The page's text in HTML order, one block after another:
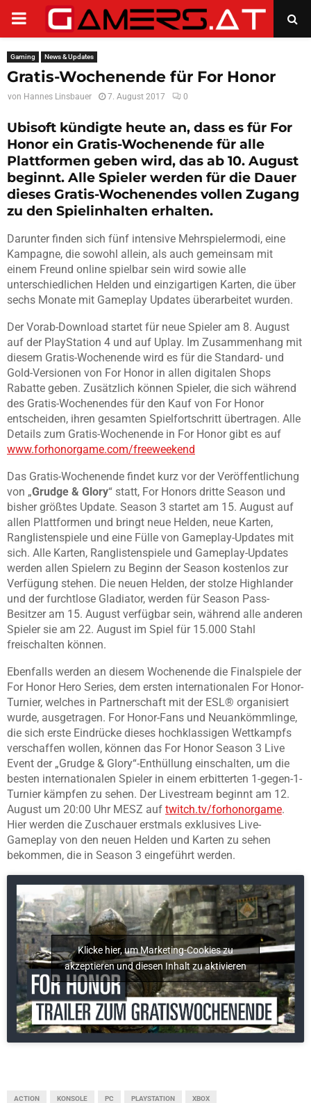
PRIMARY
MENU
Gaming News & Updates
Gratis-Wochenende für For Honor
von Hannes Linsbauer 7. August 2017 0
Ubisoft kündigte heute an, dass es für For
Honor ein Gratis-Wochenende für alle
Plattformen geben wird, das ab 10. August
beginnt. Alle Spieler werden für die Dauer
dieses Gratis-Wochenendes vollen Zugang
zu den Spielinhalten erhalten.
Darunter finden sich fünf intensive Mehrspielermodi, eine
Kampagne, die sowohl allein, als auch gemeinsam mit
einem Freund online spielbar sein wird sowie alle
unterschiedlichen Helden und einzigartigen Karten, die über
sechs Monate mit Gameplay Updates überarbeitet wurden.
Der Vorab-Download startet für neue Spieler am 8. August
auf der PlayStation 4 und auf Uplay. Im Zusammenhang mit
diesem Gratis-Wochenende wird es für die Standard- und
Gold-Versionen von For Honor in allen digitalen Shops
Rabatte geben. Zusätzlich können Spieler, die sich während
des Gratis-Wochenendes für den Kauf von For Honor
entscheiden, ihren gesamten Spielfortschritt übertragen. Alle
Details zum Gratis-Wochenende in For Honor gibt es auf
www.forhonorgame.com/freeweekend
Das Gratis-Wochenende findet kurz vor der Veröffentlichung
von „Grudge & Glory“ statt, For Honors dritte Season und
bisher größtes Update. Season 3 startet am 15. August auf
allen Plattformen und bringt neue Helden, neue Karten,
Ranglistenspiele und eine Fülle von Gameplay-Updates mit
sich. Alle Karten, Ranglistenspiele und Gameplay-Updates
werden allen Spielern zu Beginn der Season kostenlos zur
Verfügung stehen. Die neuen Helden, der stolze Highlander
und der furchtlose Gladiator, werden für Season Pass-
Besitzer am 15. August verfügbar sein, während alle anderen
Spieler sie am 22. August im Spiel für 15.000 Stahl
freischalten können.
Ebenfalls werden an diesem Wochenende die Finalspiele der
For Honor Hero Series, dem ersten internationalen For Honor-
Turnier, welches in Partnerschaft mit der ESL® organisiert
wurde, ausgetragen. For Honor-Fans und Neuankömmlinge,
die sich erste Eindrücke dieses hochklassigen Wettkampfs
verschaffen wollen, können das For Honor Season 3 Live
Event der „Grudge & Glory“-Enthüllung einschalten, um die
besten internationalen Spieler in einem erbitterten 1-gegen-1-
Turnier kämpfen zu sehen. Der Livestream beginnt am 12.
August um 20:00 Uhr MESZ auf twitch.tv/forhonorgame.
Hier werden die Zuschauer erstmals exklusives Live-
Gameplay von den neuen Helden und Karten zu sehen
bekommen, die in Season 3 eingeführt werden.
Klicke hier, um Marketing-Cookies zu
akzeptieren und diesen Inhalt zu aktivieren
ACTION KONSOLE PC PLAYSTATION XBOX